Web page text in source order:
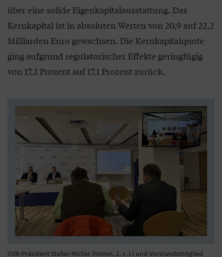
über eine solide Eigenkapitalausstattung. Das
Kernkapital ist in absoluten Werten von 20,9 auf 22,2
Milliarden Euro gewachsen. Die Kernkapitalquote
ging aufgrund regulatorischer Effekte geringfügig
von 17,2 Prozent auf 17,1 Prozent zurück.
GVB-Präsident Stefan Müller (hinten, 2. v. l.) und Vorstandsmitglied